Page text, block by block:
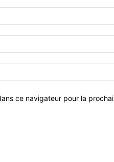
ce navigateur pour la